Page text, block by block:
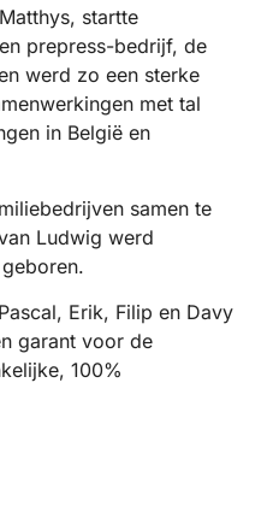
startte
prepress-bedrijf, de
werd zo een sterke
met tal
in België en
samen te
Ludwig werd
Erik, Filip en Davy
garant voor de
100%